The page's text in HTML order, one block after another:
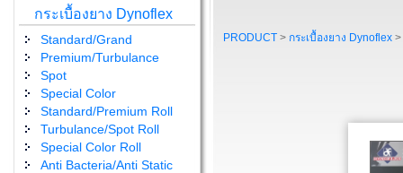
กระเบื้องยาง Dynoflex
Standard/Grand
Premium/Turbulance
Spot
Special Color
Standard/Premium Roll
Turbulance/Spot Roll
Special Color Roll
Anti Bacteria/Anti Static
PRODUCT > กระเบื้องยาง Dynoflex >